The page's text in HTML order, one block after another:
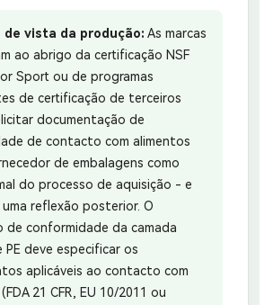
de vista da produção: As marcas
ao abrigo da certificação NSF
Sport ou de programas
de certificação de terceiros
documentação de
de contacto com alimentos
de embalagens como
do processo de aquisição - e
reflexão posterior. O
de conformidade da camada
deve especificar os
aplicáveis ao contacto com
21 CFR, EU 10/2011 ou